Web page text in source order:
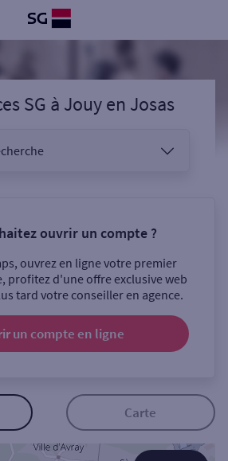
SG à Jouy en Josas
recherche
le samedi
Autour de moi
ouvrir un compte ?
ouvrez en ligne votre premier
profitez d'une offre exclusive web
tard votre conseiller en agence.
un compte en ligne
Carte